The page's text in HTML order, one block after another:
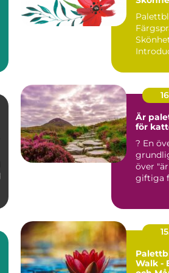
Är
för
? En övergripande,
över
giftiga
Walk -